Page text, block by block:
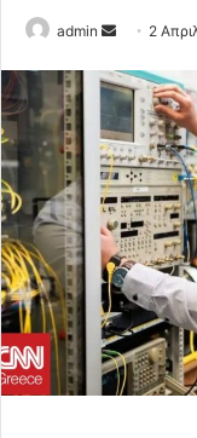
admin
Send
email
2